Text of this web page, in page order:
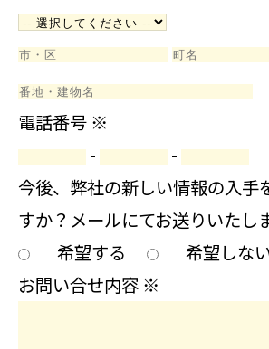
電話番号 ※
-
-
今後、弊社の新しい情報の入手
すか？メールにてお送りいたし
希望する
希望しな
お問い合せ内容 ※